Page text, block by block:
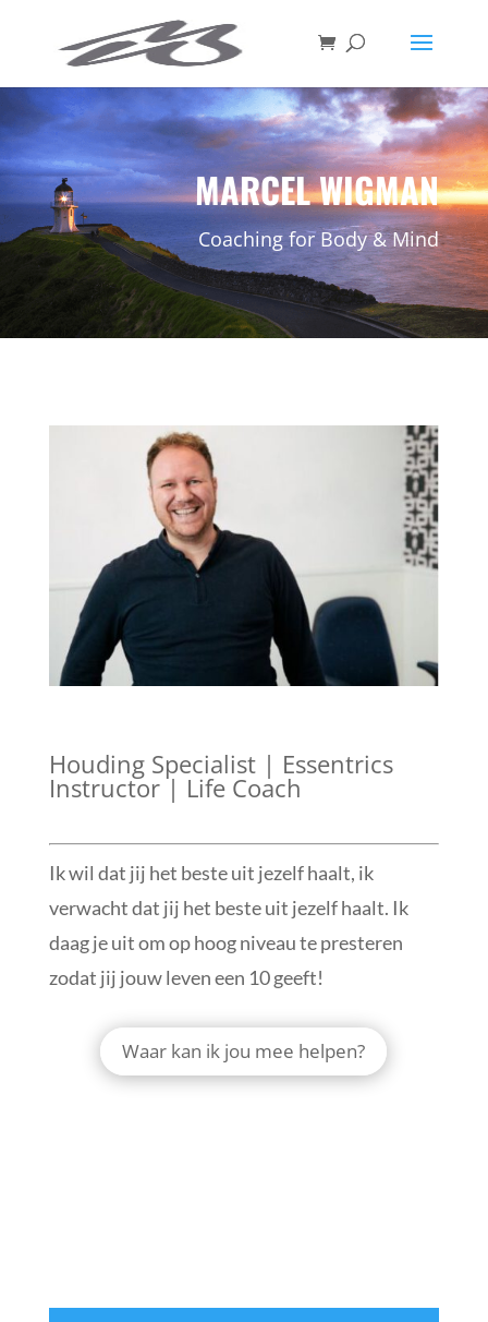
MARCEL WIGMAN
Coaching for Body & Mind
Houding Specialist | Essentrics
Instructor | Life Coach
Ik wil dat jij het beste uit jezelf haalt, ik
verwacht dat jij het beste uit jezelf haalt. Ik
daag je uit om op hoog niveau te presteren
zodat jij jouw leven een 10 geeft!
Waar kan ik jou mee helpen?